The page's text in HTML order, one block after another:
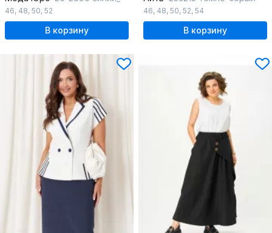
46, 48, 50, 52
В корзину
46, 48, 50, 52, 54
В корзину